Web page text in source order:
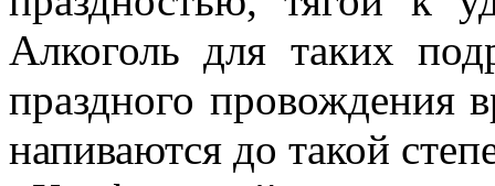
Алкоголь для таких
праздного провождения
напиваются до та­кой